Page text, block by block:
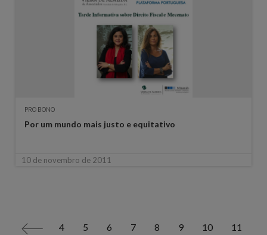
PRO BONO
Por um mundo mais justo e equitativo
10 de novembro de 2011
< 4 5 6 7 8 9 10 11